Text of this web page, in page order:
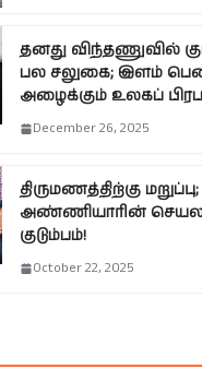
தனது விந்தணுவில்
பல சலுகை; இளம்
அழைக்கும் உலகப்
December 26, 2025
திருமணத்திற்கு மறுப்பு;
அண்ணியாரின்
குடும்பம்!
October 22, 2025